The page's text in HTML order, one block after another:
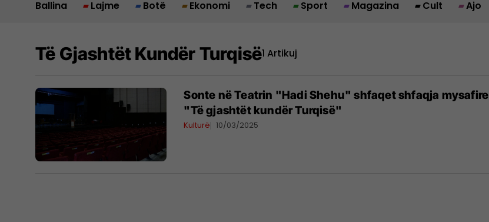
Ballina Lajme Botë Ekonomi Tech Sport Magazina Cult Ajo
Të Gjashtët Kundër Turqisë1 Artikuj
Sonte në Teatrin "Hadi Shehu" shfaqet shfaqja mysafire
"Të gjashtët kundër Turqisë"
Kulturë 10/03/2025